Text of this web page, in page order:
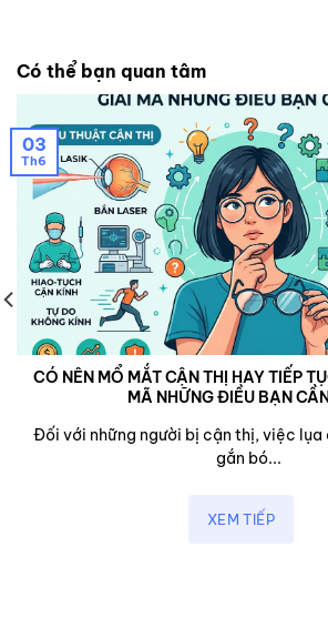
Có thể bạn quan tâm
CÓ NÊN MỔ MẮT CẬN THỊ HAY TIẾP
MÃ NHỮNG ĐIỀU BẠN
Đối với những người bị cận thị, việc
gắn bó...
XEM TIẾP
03
Th6